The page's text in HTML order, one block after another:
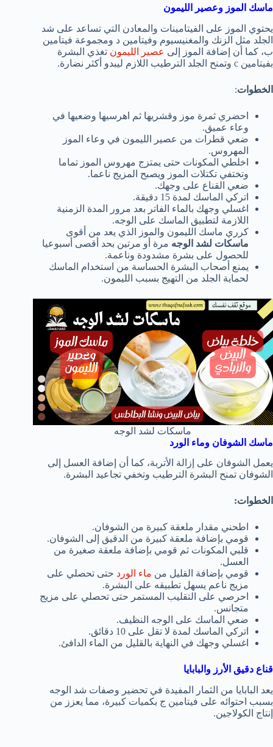
ماسك الموز وعصير الليمون
يحتوي الموز على الفيتامينات والمعادن التي تساعد على شد
الجلد مثل الزنك والمغنيسيوم وفيتامين د ومجموعة فيتامين
ب، كما أن إضافة الموز إلى عصير الليمون تغذي البشرة
بفيتامين c وتمنح الجلد الترطيب اللازم ليبدو أكثر نضارة.
الخطوات:
احضري ثمرة موز وقشريها ثم اهرسيها وضعيها في
وعاء عميق.
ضعي قطرات من عصير الليمون في وعاء الموز
المهروس.
اخلطي المكونات حتى يمتزج مهروس الموز تماما
وتختفي تكتلات الموز ويصبح المزيج ناعما.
ضعي القناع على وجهك.
اتركي الماسك لمدة 15 دقيقة.
اغسلي وجهك بالماء الفاتر بعد مرور المدة الزمنية
اللازمة لتطبيق الماسك على الوجه.
كرري ماسك الليمون والموز الذي يعد من أقوى
ماسكات لشد الوجه مرة أو مرتين بحد أقصى أسبوعيا
للحصول على بشرة مشدودة وناعمة.
يمنع أصحاب البشرة الحساسة من استخدام الماسك
لحماية الجلد من التهيج بسبب الليمون.
ماسكات لشد الوجه
ماسك الشوفان وماء الورد
يعمل الشوفان على إزالة الأتربة، كما أن إضافة العسل إلى
الشوفان تمنح البشرة الترطيب وتخفي تجاعيد البشرة.
الخطوات:
اطحني مقدار ملعقة كبيرة من الشوفان.
قومي بإضافة ملعقة كبيرة من الدقيق إلى الشوفان.
قلبي المكونات ثم قومي بإضافة ملعقة صغيرة من
العسل.
قومي بإضافة القليل من ماء الورد حتى تحصلي على
مزيج ناعم يسهل تطبيقه على البشرة.
احرصي على التقليب المستمر حتى تحصلي على مزيج
متجانس.
ضعي الماسك على الوجه النظيف.
اتركي الماسك لمدة لا تقل على 10 دقائق.
اغسلي وجهك في النهاية بالقليل من الماء الدافئ.
قناع دقيق الأرز والبابايا
يعد البابايا من الثمار المفيدة في تحضير وصفات شد الوجه
بسبب احتوائه على فيتامين ج بكميات كبيرة، مما يعزز من
إنتاج الكولاجين.